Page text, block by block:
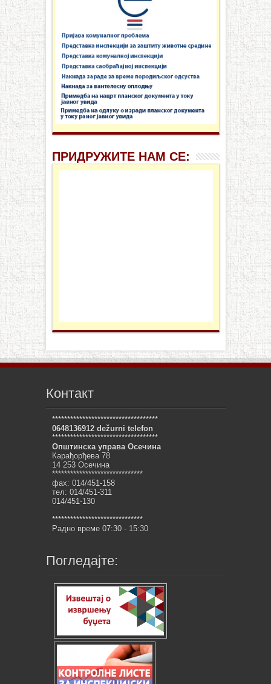
ПРИДРУЖИТЕ НАМ СЕ:
Контакт
***********************************
0648136912 dežurni telefon
***********************************
Општинска управа Осечина
Карађорђева 78
14 253 Осечина
******************************
фах: 014/451-158
тел: 014/451-311
014/451-130
******************************
Радно време 07:30 - 15:30
Погледајте: